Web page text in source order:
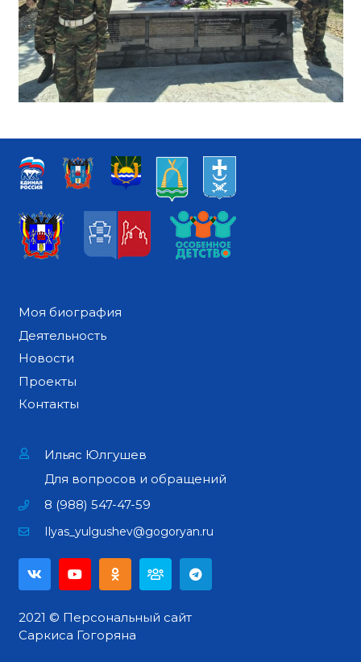
Моя биография
Деятельность
Новости
Проекты
Контакты
Ильяс Юлгушев
Для вопросов и обращений
8 (988) 547-47-59
Ilyas_yulgushev@gogoryan.ru
2021 © Персональный сайт
Саркиса Гогоряна